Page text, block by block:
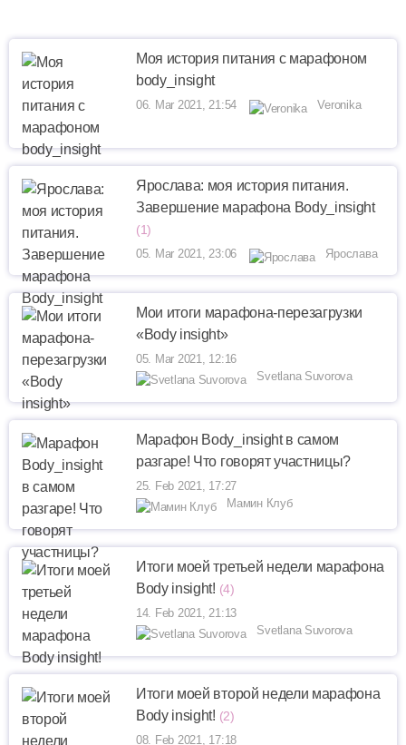
Моя история питания с марафоном
body_insight
06. Mar 2021, 21:54 Veronika
Ярослава: моя история питания.
Завершение марафона Body_insight
(1)
05. Mar 2021, 23:06 Ярослава
Мои итоги марафона-перезагрузки
«Body insight»
05. Mar 2021, 12:16
Svetlana Suvorova
Марафон Body_insight в самом
разгаре! Что говорят участницы?
25. Feb 2021, 17:27
Мамин Клуб
Итоги моей третьей недели марафона
Body insight! (4)
14. Feb 2021, 21:13
Svetlana Suvorova
Итоги моей второй недели марафона
Body insight! (2)
08. Feb 2021, 17:18